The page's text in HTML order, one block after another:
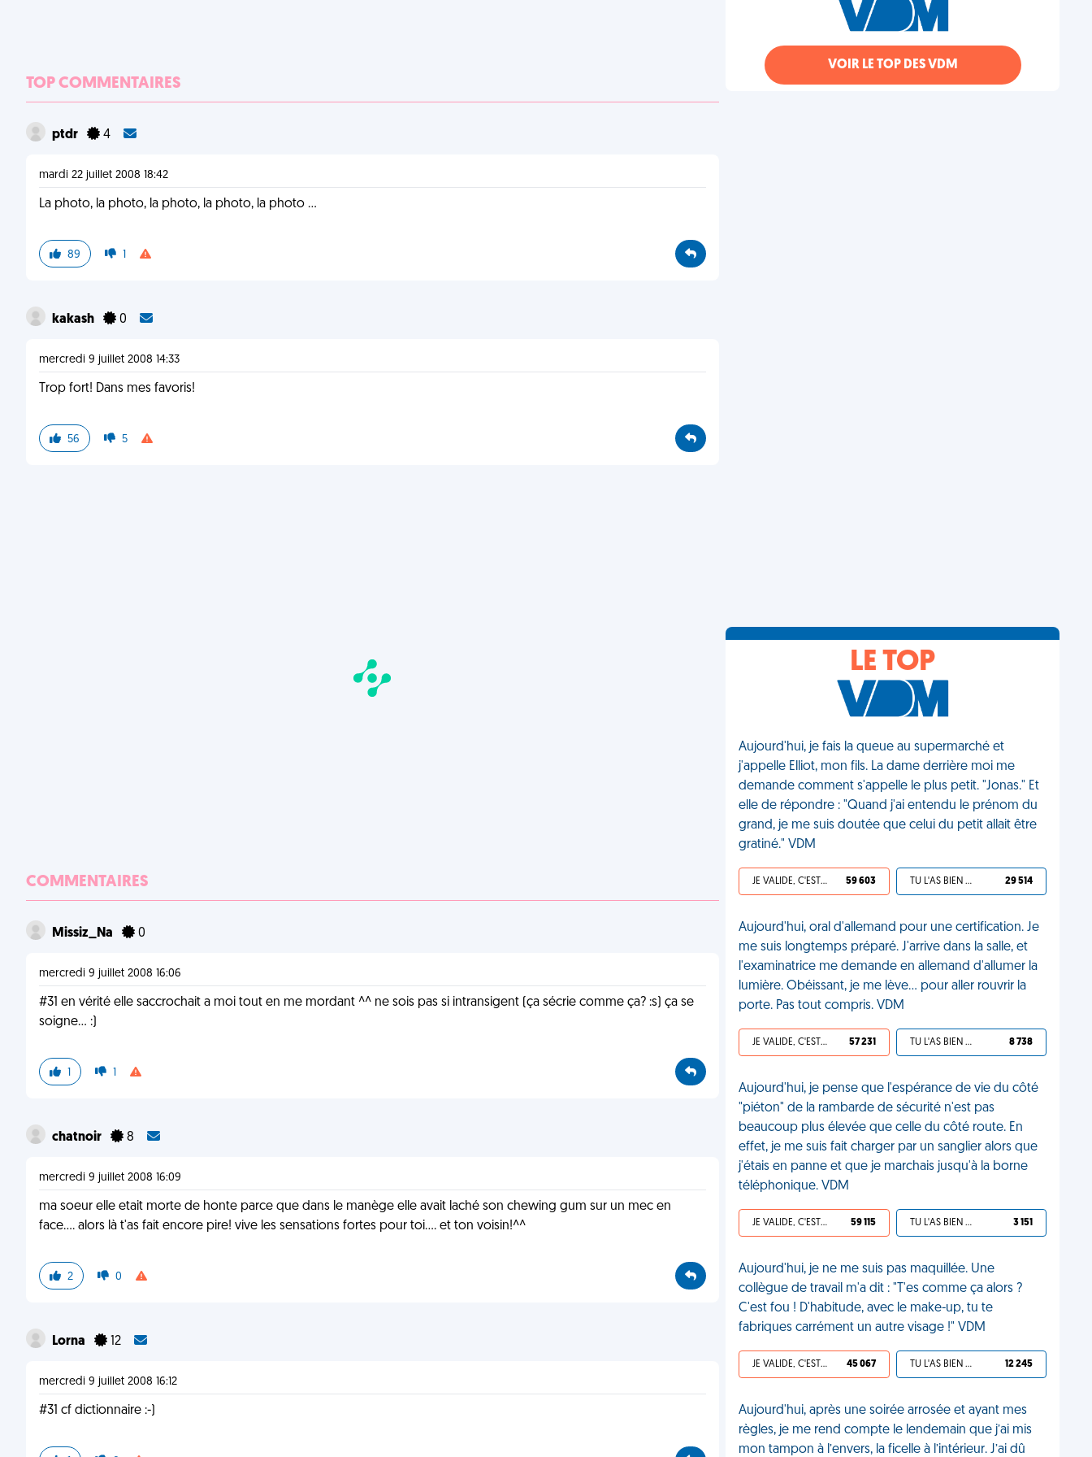
TOP COMMENTAIRES
ptdr 4
mardi 22 juillet 2008 18:42
La photo, la photo, la photo, la photo, la photo ...
89 1
kakash 0
mercredi 9 juillet 2008 14:33
Trop fort! Dans mes favoris!
56 5
COMMENTAIRES
Missiz_Na 0
mercredi 9 juillet 2008 16:06
#31 en vérité elle saccrochait a moi tout en me mordant ^^ ne sois pas si intransigent (ça sécrie comme ça? :s) ça se
soigne... :)
1 1
chatnoir 8
mercredi 9 juillet 2008 16:09
ma soeur elle etait morte de honte parce que dans le manège elle avait laché son chewing gum sur un mec en
face.... alors là t'as fait encore pire! vive les sensations fortes pour toi.... et ton voisin!^^
2 0
Lorna 12
mercredi 9 juillet 2008 16:12
#31 cf dictionnaire :-)
VOIR LE TOP DES VDM
LE TOP
Aujourd'hui, je fais la queue au supermarché et
j'appelle Elliot, mon fils. La dame derrière moi me
demande comment s'appelle le plus petit. "Jonas." Et
elle de répondre : "Quand j'ai entendu le prénom du
grand, je me suis doutée que celui du petit allait être
gratiné." VDM
JE VALIDE, C'EST UNE VDM 59 603 TU L'AS BIEN MÉRITÉ 29 514
Aujourd'hui, oral d'allemand pour une certification. Je
me suis longtemps préparé. J'arrive dans la salle, et
l'examinatrice me demande en allemand d'allumer la
lumière. Obéissant, je me lève... pour aller rouvrir la
porte. Pas tout compris. VDM
JE VALIDE, C'EST UNE VDM 57 231 TU L'AS BIEN MÉRITÉ 8 738
Aujourd'hui, je pense que l'espérance de vie du côté
"piéton" de la rambarde de sécurité n'est pas
beaucoup plus élevée que celle du côté route. En
effet, je me suis fait charger par un sanglier alors que
j'étais en panne et que je marchais jusqu'à la borne
téléphonique. VDM
JE VALIDE, C'EST UNE VDM 59 115 TU L'AS BIEN MÉRITÉ 3 151
Aujourd'hui, je ne me suis pas maquillée. Une
collègue de travail m'a dit : "T'es comme ça alors ?
C'est fou ! D'habitude, avec le make-up, tu te
fabriques carrément un autre visage !" VDM
JE VALIDE, C'EST UNE VDM 45 067 TU L'AS BIEN MÉRITÉ 12 245
Aujourd'hui, après une soirée arrosée et ayant mes
règles, je me rend compte le lendemain que j’ai mis
mon tampon à l’envers, la ficelle à l’intérieur. J’ai dû